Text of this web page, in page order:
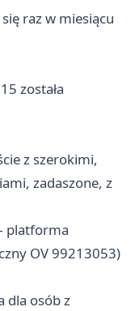
raz w miesiącu
została
z szerokimi,
zadaszone, z
OV 99213053)
dla osób z